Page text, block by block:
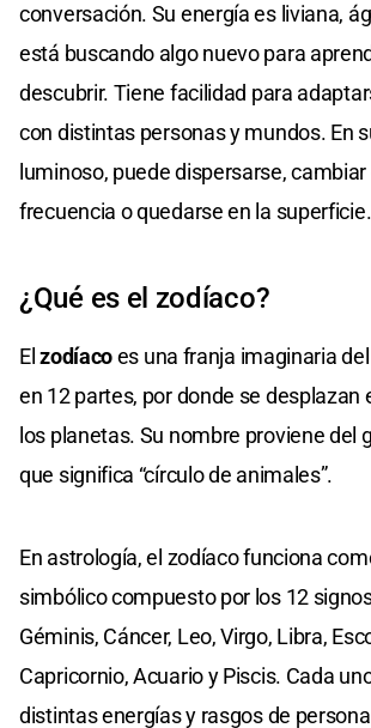
conversación. Su energía es liviana,
está buscando algo nuevo para
descubrir. Tiene facilidad para
con distintas personas y mundos. En
luminoso, puede dispersarse, cambiar
frecuencia o quedarse en la superficie.
¿Qué es el zodíaco?
Elzodíacoes una franja imaginaria
en 12 partes, por donde se desplazan
los planetas. Su nombre proviene del
que significa “círculo de animales”.
En astrología, el zodíaco funciona
simbólico compuesto por los 12
Géminis, Cáncer, Leo, Virgo, Libra,
Capricornio, Acuario y Piscis. Cada
distintas energías y rasgos de